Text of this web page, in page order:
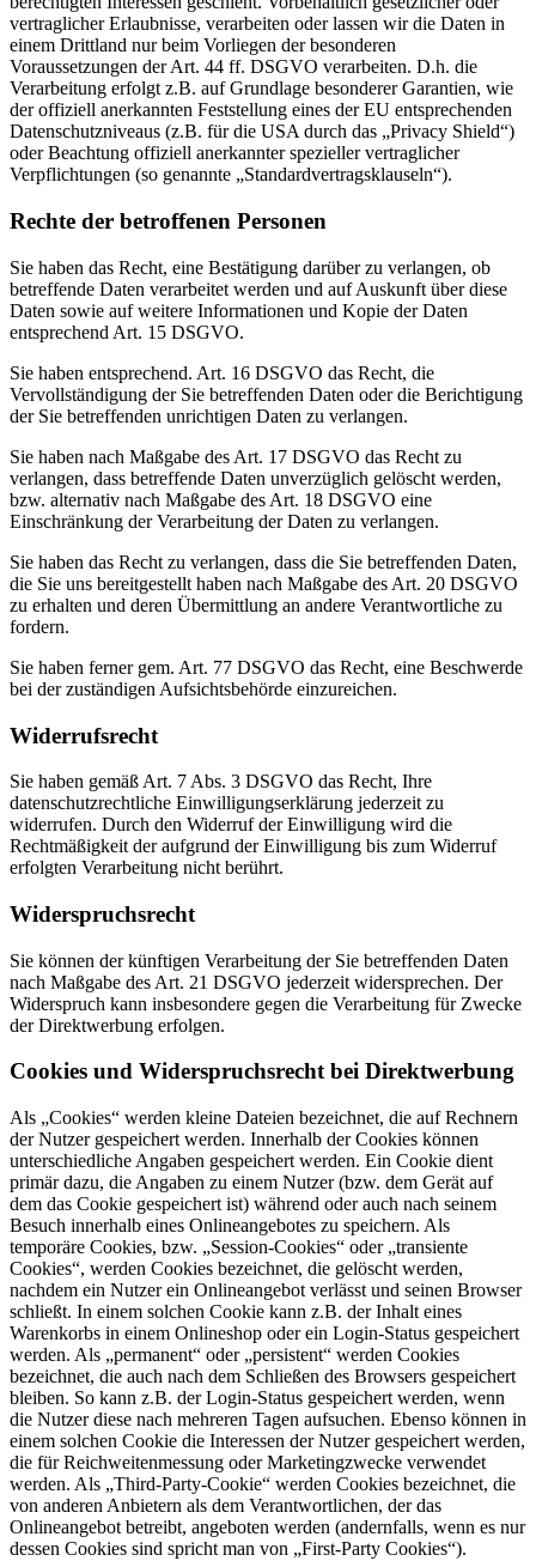
vertraglicher Erlaubnisse, verarbeiten oder lassen wir die Daten in
einem Drittland nur beim Vorliegen der besonderen
Voraussetzungen der Art. 44 ff. DSGVO verarbeiten. D.h. die
Verarbeitung erfolgt z.B. auf Grundlage besonderer Garantien, wie
der offiziell anerkannten Feststellung eines der EU entsprechenden
Datenschutzniveaus (z.B. für die USA durch das „Privacy Shield“)
oder Beachtung offiziell anerkannter spezieller vertraglicher
Verpflichtungen (so genannte „Standardvertragsklauseln“).
Rechte der betroffenen Personen
Sie haben das Recht, eine Bestätigung darüber zu verlangen, ob
betreffende Daten verarbeitet werden und auf Auskunft über diese
Daten sowie auf weitere Informationen und Kopie der Daten
entsprechend Art. 15 DSGVO.
Sie haben entsprechend. Art. 16 DSGVO das Recht, die
Vervollständigung der Sie betreffenden Daten oder die Berichtigung
der Sie betreffenden unrichtigen Daten zu verlangen.
Sie haben nach Maßgabe des Art. 17 DSGVO das Recht zu
verlangen, dass betreffende Daten unverzüglich gelöscht werden,
bzw. alternativ nach Maßgabe des Art. 18 DSGVO eine
Einschränkung der Verarbeitung der Daten zu verlangen.
Sie haben das Recht zu verlangen, dass die Sie betreffenden Daten,
die Sie uns bereitgestellt haben nach Maßgabe des Art. 20 DSGVO
zu erhalten und deren Übermittlung an andere Verantwortliche zu
fordern.
Sie haben ferner gem. Art. 77 DSGVO das Recht, eine Beschwerde
bei der zuständigen Aufsichtsbehörde einzureichen.
Widerrufsrecht
Sie haben gemäß Art. 7 Abs. 3 DSGVO das Recht, Ihre
datenschutzrechtliche Einwilligungserklärung jederzeit zu
widerrufen. Durch den Widerruf der Einwilligung wird die
Rechtmäßigkeit der aufgrund der Einwilligung bis zum Widerruf
erfolgten Verarbeitung nicht berührt.
Widerspruchsrecht
Sie können der künftigen Verarbeitung der Sie betreffenden Daten
nach Maßgabe des Art. 21 DSGVO jederzeit widersprechen. Der
Widerspruch kann insbesondere gegen die Verarbeitung für Zwecke
der Direktwerbung erfolgen.
Cookies und Widerspruchsrecht bei Direktwerbung
Als „Cookies“ werden kleine Dateien bezeichnet, die auf Rechnern
der Nutzer gespeichert werden. Innerhalb der Cookies können
unterschiedliche Angaben gespeichert werden. Ein Cookie dient
primär dazu, die Angaben zu einem Nutzer (bzw. dem Gerät auf
dem das Cookie gespeichert ist) während oder auch nach seinem
Besuch innerhalb eines Onlineangebotes zu speichern. Als
temporäre Cookies, bzw. „Session-Cookies“ oder „transiente
Cookies“, werden Cookies bezeichnet, die gelöscht werden,
nachdem ein Nutzer ein Onlineangebot verlässt und seinen Browser
schließt. In einem solchen Cookie kann z.B. der Inhalt eines
Warenkorbs in einem Onlineshop oder ein Login-Status gespeichert
werden. Als „permanent“ oder „persistent“ werden Cookies
bezeichnet, die auch nach dem Schließen des Browsers gespeichert
bleiben. So kann z.B. der Login-Status gespeichert werden, wenn
die Nutzer diese nach mehreren Tagen aufsuchen. Ebenso können in
einem solchen Cookie die Interessen der Nutzer gespeichert werden,
die für Reichweitenmessung oder Marketingzwecke verwendet
werden. Als „Third-Party-Cookie“ werden Cookies bezeichnet, die
von anderen Anbietern als dem Verantwortlichen, der das
Onlineangebot betreibt, angeboten werden (andernfalls, wenn es nur
dessen Cookies sind spricht man von „First-Party Cookies“).